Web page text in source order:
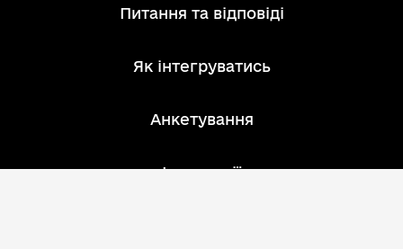
Питання та відповіді
Як інтегруватись
Анкетування
Інструкції